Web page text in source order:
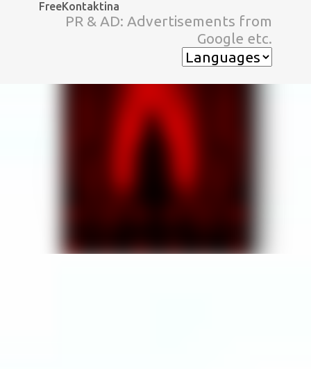
スキップしてメイン コンテンツに移動
FreeKontaktina
PR & AD: Advertisements from
Google etc.